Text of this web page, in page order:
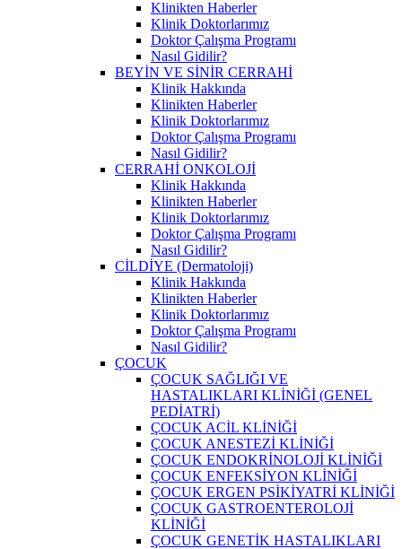
Klinikten Haberler
Klinik Doktorlarımız
Doktor Çalışma Programı
Nasıl Gidilir?
BEYİN VE SİNİR CERRAHİ
Klinik Hakkında
Klinikten Haberler
Klinik Doktorlarımız
Doktor Çalışma Programı
Nasıl Gidilir?
CERRAHİ ONKOLOJİ
Klinik Hakkında
Klinikten Haberler
Klinik Doktorlarımız
Doktor Çalışma Programı
Nasıl Gidilir?
CİLDİYE (Dermatoloji)
Klinik Hakkında
Klinikten Haberler
Klinik Doktorlarımız
Doktor Çalışma Programı
Nasıl Gidilir?
ÇOCUK
ÇOCUK SAĞLIĞI VE
HASTALIKLARI KLİNİĞİ (GENEL
PEDİATRİ)
ÇOCUK ACİL KLİNİĞİ
ÇOCUK ANESTEZİ KLİNİĞİ
ÇOCUK ENDOKRİNOLOJİ KLİNİĞİ
ÇOCUK ENFEKSİYON KLİNİĞİ
ÇOCUK ERGEN PSİKİYATRİ KLİNİĞİ
ÇOCUK GASTROENTEROLOJİ
KLİNİĞİ
ÇOCUK GENETİK HASTALIKLARI